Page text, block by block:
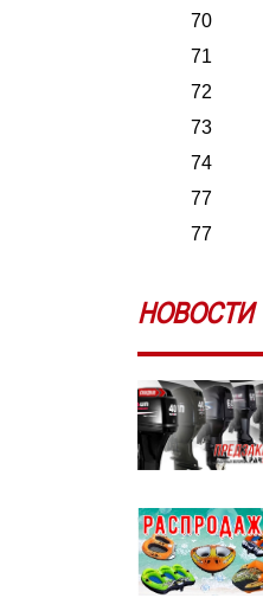
70
71
72
73
74
77
77
НОВОСТИ